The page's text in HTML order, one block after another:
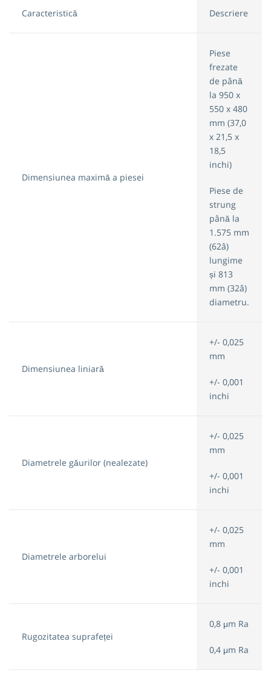
Caracteristică Descriere
Dimensiunea maximă a piesei
Piese
frezate
de până
la 950 x
550 x 480
mm (37,0
x 21,5 x
18,5
inchi)
Piese de
strung
până la
1.575 mm
(62â)
lungime
și 813
mm (32â)
diametru.
Dimensiunea liniară
+/- 0,025
mm
+/- 0,001
inchi
Diametrele găurilor (nealezate)
+/- 0,025
mm
+/- 0,001
inchi
Diametrele arborelui
+/- 0,025
mm
+/- 0,001
inchi
Rugozitatea suprafeței
0,8 μm Ra
0,4 μm Ra